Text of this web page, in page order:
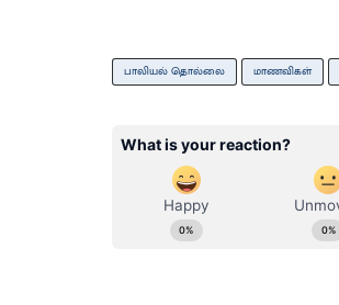
பாலியல் தொல்லை மாணவிகள்